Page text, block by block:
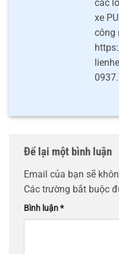
các
xe
công
Để lại một bình luận
Email của bạn sẽ
Các trường bắt buộc
Bình luận*